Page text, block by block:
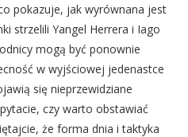
pokazuje, jak wyrównana jest
strzelili Yangel Herrera i Iago
mogą być ponownie
w wyjściowej jedenastce
się nieprzewidziane
czy warto obstawiać
że forma dnia i taktyka